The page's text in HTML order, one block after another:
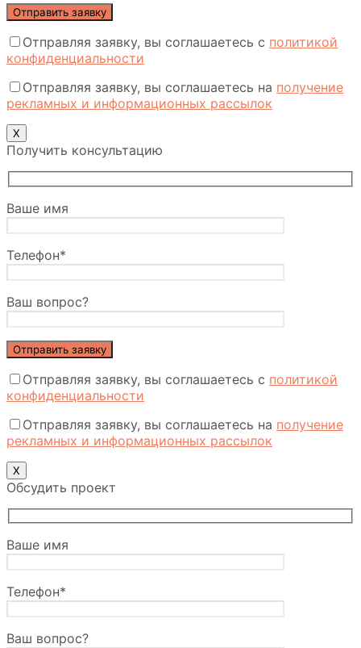
Отправляя заявку, вы соглашаетесь с политикой
конфиденциальности
Отправляя заявку, вы соглашаетесь на получение
рекламных и информационных рассылок
Х
Получить консультацию
Ваше имя
Телефон*
Ваш вопрос?
Отправляя заявку, вы соглашаетесь с политикой
конфиденциальности
Отправляя заявку, вы соглашаетесь на получение
рекламных и информационных рассылок
Х
Обсудить проект
Ваше имя
Телефон*
Ваш вопрос?